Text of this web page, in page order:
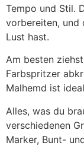
Tempo und Stil.
vorbereiten, und
Lust hast.
Am besten
Farbspritzer
Malhemd ist
Alles, was du
verschiedenen
Marker, Bunt-